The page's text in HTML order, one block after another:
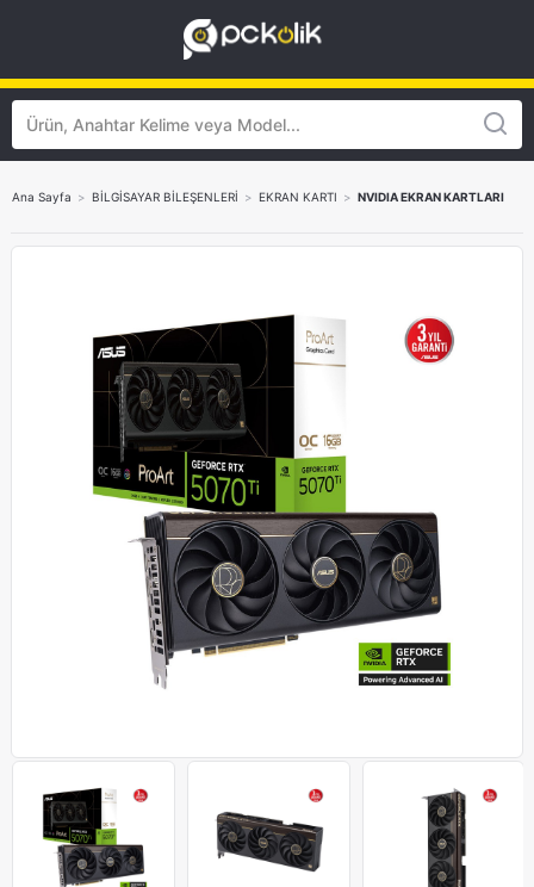
Ana Sayfa > BİLGİSAYAR BİLEŞENLERİ > EKRAN KARTI > NVIDIA EKRAN KARTLARI